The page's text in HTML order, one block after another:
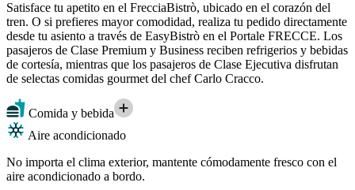
Satisface tu apetito en el FrecciaBistrò, ubicado en el corazón del
tren. O si prefieres mayor comodidad, realiza tu pedido directamente
desde tu asiento a través de EasyBistrò en el Portale FRECCE. Los
pasajeros de Clase Premium y Business reciben refrigerios y bebidas
de cortesía, mientras que los pasajeros de Clase Ejecutiva disfrutan
de selectas comidas gourmet del chef Carlo Cracco.
Comida y bebida
Aire acondicionado
No importa el clima exterior, mantente cómodamente fresco con el
aire acondicionado a bordo.